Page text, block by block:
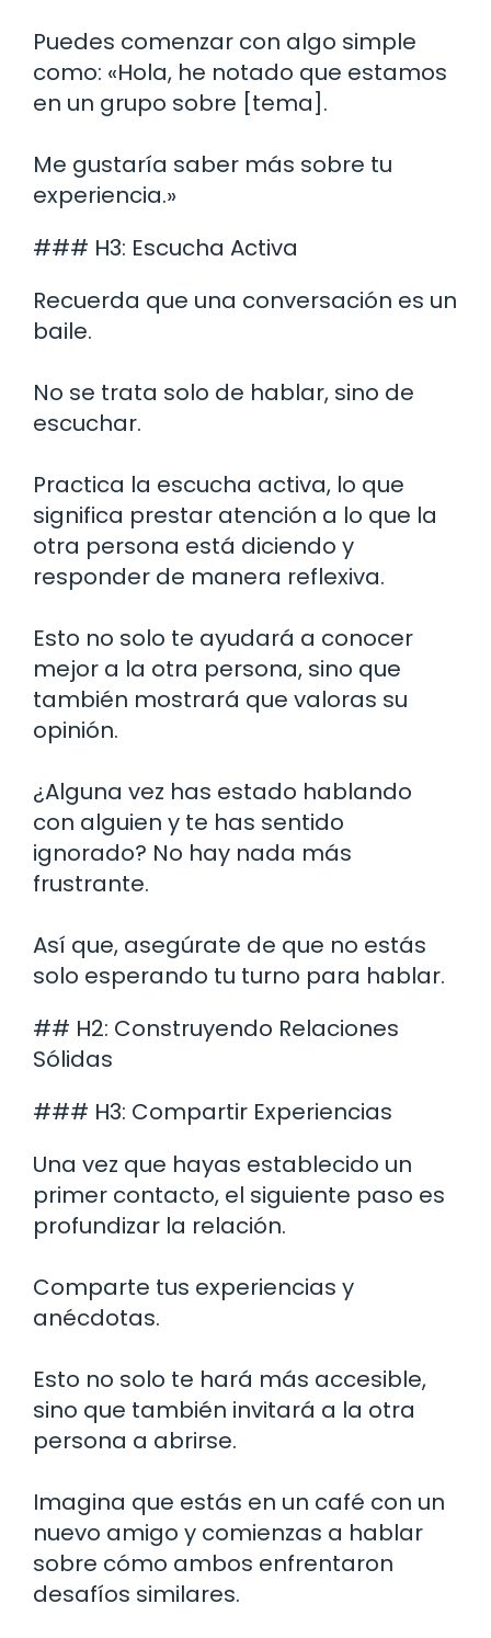
Puedes comenzar con algo simple
como: «Hola, he notado que estamos
en un grupo sobre [tema].
Me gustaría saber más sobre tu
experiencia.»
### H3: Escucha Activa
Recuerda que una conversación es un
baile.
No se trata solo de hablar, sino de
escuchar.
Practica la escucha activa, lo que
significa prestar atención a lo que la
otra persona está diciendo y
responder de manera reflexiva.
Esto no solo te ayudará a conocer
mejor a la otra persona, sino que
también mostrará que valoras su
opinión.
¿Alguna vez has estado hablando
con alguien y te has sentido
ignorado? No hay nada más
frustrante.
Así que, asegúrate de que no estás
solo esperando tu turno para hablar.
## H2: Construyendo Relaciones
Sólidas
### H3: Compartir Experiencias
Una vez que hayas establecido un
primer contacto, el siguiente paso es
profundizar la relación.
Comparte tus experiencias y
anécdotas.
Esto no solo te hará más accesible,
sino que también invitará a la otra
persona a abrirse.
Imagina que estás en un café con un
nuevo amigo y comienzas a hablar
sobre cómo ambos enfrentaron
desafíos similares.